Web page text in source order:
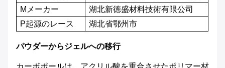
M メーカー
湖北新徳盛材料技術有限公司
P起源のレース 湖北省鄂州市
パウダーからジェルへの移行